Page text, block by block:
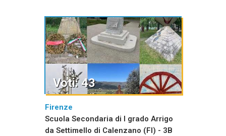
Firenze
Scuola Secondaria di I grado Arrigo
da Settimello di Calenzano (FI) - 3B
Voti: 43